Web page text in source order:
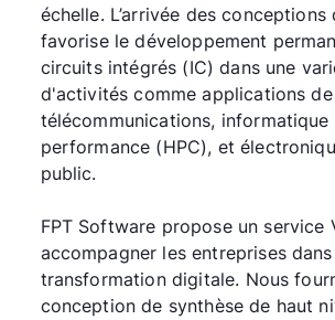
échelle. L’arrivée des conceptions
favorise le développement
circuits intégrés (IC) dans une
d'activités comme applications
télécommunications, informatique
performance (HPC), et
public.
FPT Software propose un service
accompagner les entreprises
transformation digitale. Nous
conception de synthèse de haut